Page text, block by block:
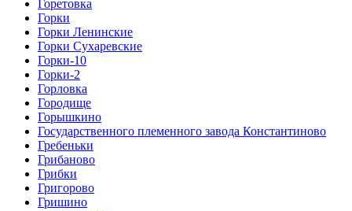
Горетовка
Горки
Горки Ленинские
Горки Сухаревские
Горки-10
Горки-2
Горловка
Городище
Горышкино
Государственного племенного завода Константиново
Гребеньки
Грибаново
Грибки
Григорово
Гришино